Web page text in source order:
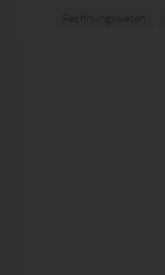
Rechnungswesen